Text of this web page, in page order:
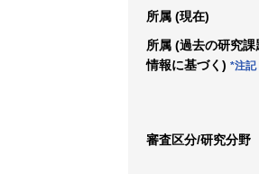
所属 (現在)
所属 (過去の研究課
情報に基づく) *注記
審査区分/研究分野